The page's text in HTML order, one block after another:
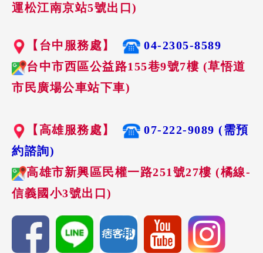
運松江南京站5號出口)
【台中服務處】
04-2305-8589
台中市西區公益路155巷9號7樓 (草悟道
市民廣場公車站下車)
【高雄服務處】
07-222-9089 (需預
約諮詢)
高雄市新興區民權一路251號27樓 (橘線-
信義國小3號出口)